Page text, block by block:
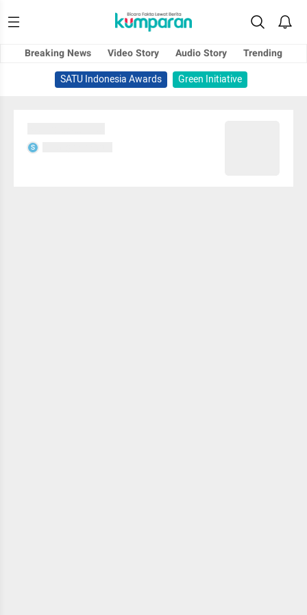
Breaking News Video Story Audio Story
Trending
SATU Indonesia Awards
Green Initiative
S